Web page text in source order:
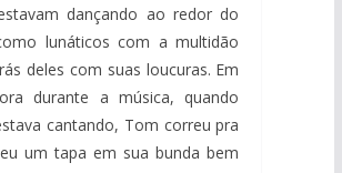
dançando ao redor do
lunáticos com a multidão
deles com suas loucuras. Em
durante a música, quando
cantando, Tom correu pra
um tapa em sua bunda bem